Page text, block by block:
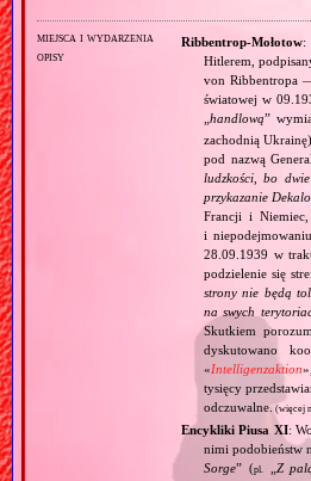
miejsca i wydarzenia
opisy
Ribbentrop‐Mołotow:
Hitlerem,
von Ribbentropa
światowej w
„handlową”
zachodnią
pod nazwą
ludzkości, bo
przykazanie
Francji i
i
28.09.1939 w
podzielenie się
strony nie będą
na swych
Skutkiem
dyskutowano
«Intelligenzaktion
tysięcy
odczuwalne. (więcej
Encykliki Piusa XI:
nimi podobieństw
Sorge” (pl. Z